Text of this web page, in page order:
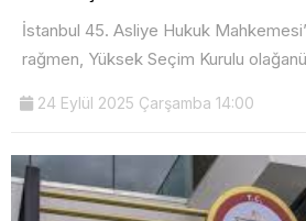
İstanbul 45. Asliye Hukuk
rağmen, Yüksek Seçim Kurulu
24 Eylül 2025 Çarşamba 14:00